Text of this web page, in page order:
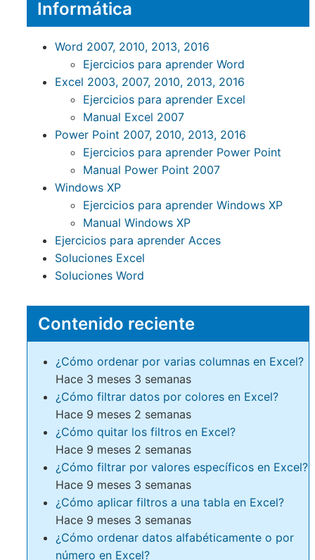
Informática
Word 2007, 2010, 2013, 2016
Ejercicios para aprender Word
Excel 2003, 2007, 2010, 2013, 2016
Ejercicios para aprender Excel
Manual Excel 2007
Power Point 2007, 2010, 2013, 2016
Ejercicios para aprender Power Point
Manual Power Point 2007
Windows XP
Ejercicios para aprender Windows XP
Manual Windows XP
Ejercicios para aprender Acces
Soluciones Excel
Soluciones Word
Contenido reciente
¿Cómo ordenar por varias columnas en Excel?
Hace 3 meses 3 semanas
¿Cómo filtrar datos por colores en Excel?
Hace 9 meses 2 semanas
¿Cómo quitar los filtros en Excel?
Hace 9 meses 2 semanas
¿Cómo filtrar por valores específicos en Excel?
Hace 9 meses 3 semanas
¿Cómo aplicar filtros a una tabla en Excel?
Hace 9 meses 3 semanas
¿Cómo ordenar datos alfabéticamente o por
número en Excel?